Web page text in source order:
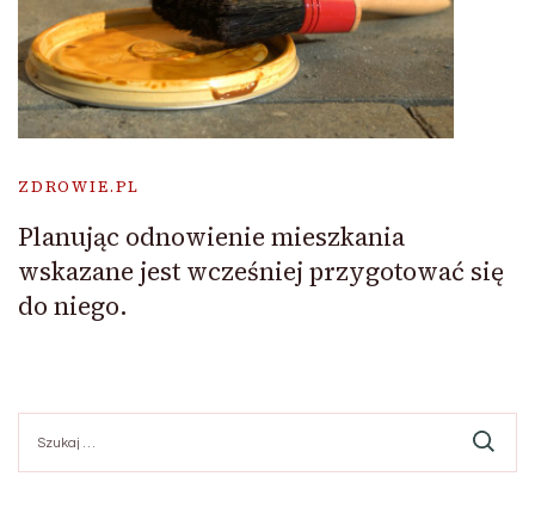
ZDROWIE.PL
Planując odnowienie mieszkania
wskazane jest wcześniej przygotować się
do niego.